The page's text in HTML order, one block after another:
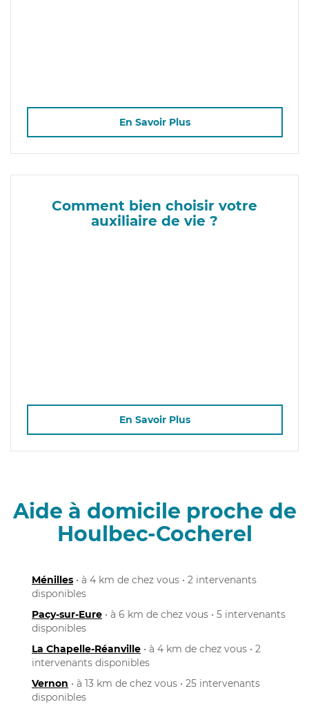
En Savoir Plus
Comment bien choisir votre
auxiliaire de vie ?
En Savoir Plus
Aide à domicile proche de
Houlbec-Cocherel
Ménilles • à 4 km de chez vous • 2 intervenants
disponibles
Pacy-sur-Eure • à 6 km de chez vous • 5 intervenants
disponibles
La Chapelle-Réanville • à 4 km de chez vous • 2
intervenants disponibles
Vernon • à 13 km de chez vous • 25 intervenants
disponibles